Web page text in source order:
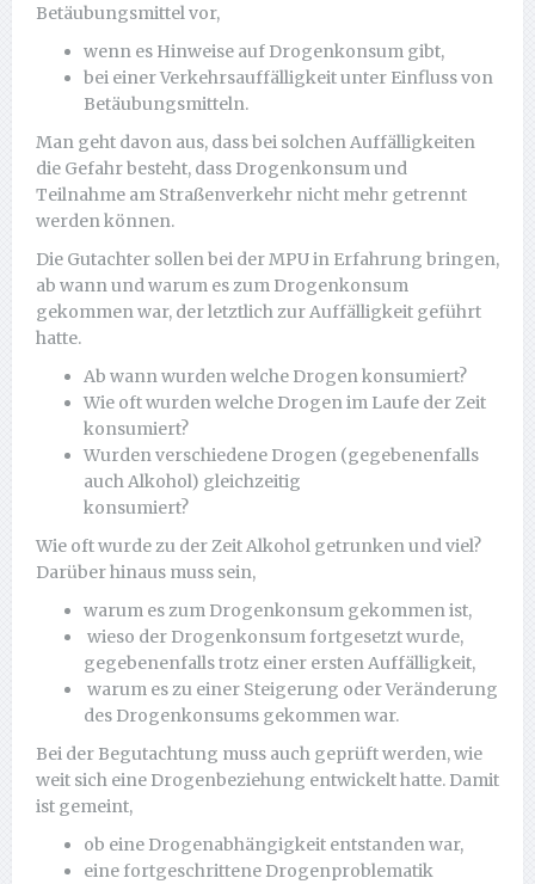
Betäubungsmittel vor,
wenn es Hinweise auf Drogenkonsum gibt,
bei einer Verkehrsauffälligkeit unter Einfluss von
Betäubungsmitteln.
Man geht davon aus, dass bei solchen Auffälligkeiten
die Gefahr besteht, dass Drogenkonsum und
Teilnahme am Straßenverkehr nicht mehr getrennt
werden können.
Die Gutachter sollen bei der MPU in Erfahrung bringen,
ab wann und warum es zum Drogenkonsum
gekommen war, der letztlich zur Auffälligkeit geführt
hatte.
Ab wann wurden welche Drogen konsumiert?
Wie oft wurden welche Drogen im Laufe der Zeit
konsumiert?
Wurden verschiedene Drogen (gegebenenfalls
auch Alkohol) gleichzeitig
konsumiert?
Wie oft wurde zu der Zeit Alkohol getrunken und viel?
Darüber hinaus muss sein,
warum es zum Drogenkonsum gekommen ist,
wieso der Drogenkonsum fortgesetzt wurde,
gegebenenfalls trotz einer ersten Auffälligkeit,
warum es zu einer Steigerung oder Veränderung
des Drogenkonsums gekommen war.
Bei der Begutachtung muss auch geprüft werden, wie
weit sich eine Drogenbeziehung entwickelt hatte. Damit
ist gemeint,
ob eine Drogenabhängigkeit entstanden war,
eine fortgeschrittene Drogenproblematik